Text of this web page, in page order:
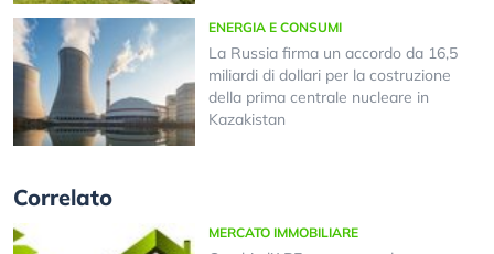
ENERGIA E CONSUMI
La Russia firma un accordo da 16,5
miliardi di dollari per la costruzione
della prima centrale nucleare in
Kazakistan
Correlato
MERCATO IMMOBILIARE